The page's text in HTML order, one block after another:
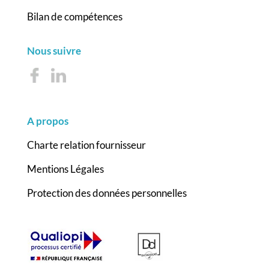
Bilan de compétences
Nous suivre
A propos
Charte relation fournisseur
Mentions Légales
Protection des données personnelles